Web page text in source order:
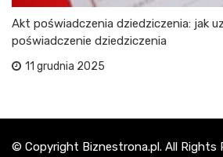
Akt poświadczenia dziedziczenia: jak
poświadczenie dziedziczenia
11 grudnia 2025
© Copyright Biznestrona.pl. All Rights